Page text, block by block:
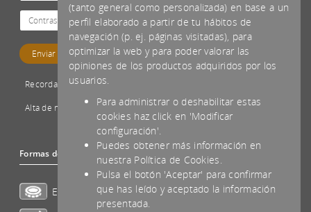
Recordar password
Alta de nuevo cliente
Formas de pago aceptadas
Efectivo
(tanto general como personalizada) en base a un
perfil elaborado a partir de tu hábitos de
navegación (p. ej. páginas visitadas), para
optimizar la web y para poder valorar las
opiniones de los productos adquiridos por los
usuarios.
Para administrar o deshabilitar estas
cookies haz click en 'Modificar
configuración'.
Puedes obtener más información en
nuestra Política de Cookies.
Pulsa el botón 'Aceptar' para confirmar
que has leído y aceptado la información
presentada.